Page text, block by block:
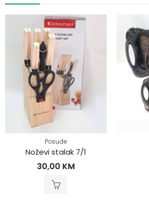
Posuđe
Noževi stalak 7/1
30,00 KM